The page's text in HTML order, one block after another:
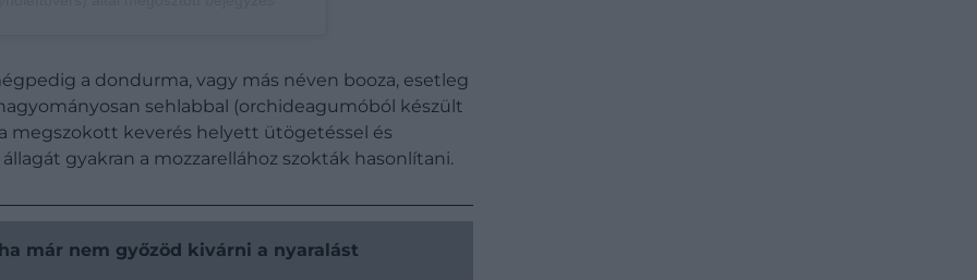
a dondurma, vagy más néven booza, esetleg
sehlabbal (orchideagumóból készült
megszokott keverés helyett ütögetéssel és
gyakran a mozzarellához szokták hasonlítani.
már nem győzöd kivárni a nyaralást